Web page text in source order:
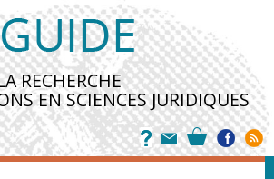
RECHERCHE
EN SCIENCES JURIDIQUES